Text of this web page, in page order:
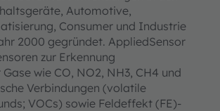
Automotive,
Consumer und Industrie
2000 gegründet. AppliedSensor
zur Erkennung
wie CO, NO2, NH3, CH4 und
Verbindungen (volatile
VOCs) sowie Feldeffekt (FE)-